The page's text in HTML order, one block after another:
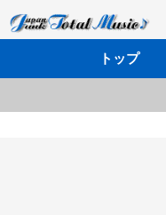
トップ